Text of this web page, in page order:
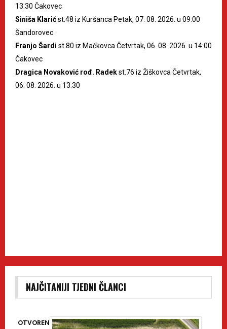
13:30 Čakovec
Siniša Klarićst.48 iz Kuršanca Petak, 07. 08. 2026. u 09:00
Šandorovec
Franjo Šardi st.80 iz Mačkovca Četvrtak, 06. 08. 2026. u 14:00
Čakovec
Dragica Novaković rođ. Radekst.76 iz Žiškovca Četvrtak,
06. 08. 2026. u 13:30
NAJČITANIJI TJEDNI ČLANCI
OTVOREN